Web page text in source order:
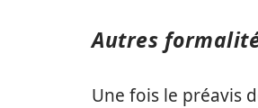
Autres
Une fois le préavis